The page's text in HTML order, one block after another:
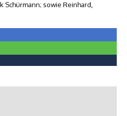
Schürmann; sowie Reinhard,